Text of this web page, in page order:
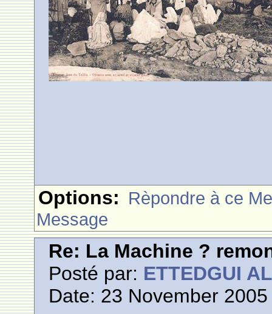
Options: Rèpondre à ce
Message
Re: La Machine ?
Posté par: ETTEDGUI
Date: 23 November